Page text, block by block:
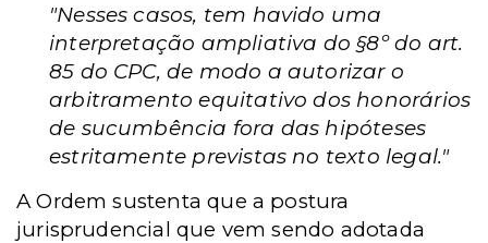
"Nesses casos, tem havido uma
interpretação ampliativa do §8º do art.
85 do CPC, de modo a autorizar o
arbitramento equitativo dos honorários
de sucumbência fora das hipóteses
estritamente previstas no texto legal."
A Ordem sustenta que a postura
jurisprudencial que vem sendo adotada